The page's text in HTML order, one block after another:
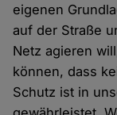
eigenen
auf der Straße
Netz agieren
können, dass
Schutz ist in